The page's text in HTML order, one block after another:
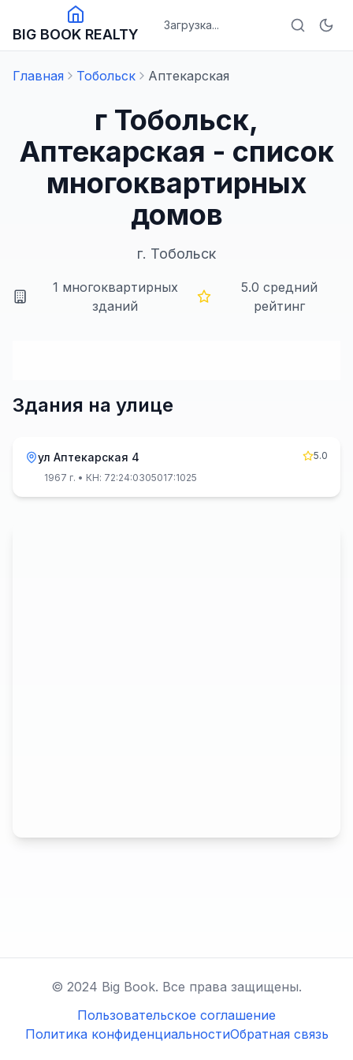
BIG BOOK REALTY
Загрузка...
Главная Тобольск Аптекарская
г Тобольск,
Аптекарская - список
многоквартирных
домов
г. Тобольск
1 многоквартирных
зданий
5.0 средний
рейтинг
Здания на улице
ул Аптекарская 4
5.0
1967 г. • КН: 72:24:0305017:1025
© 2024 Big Book. Все права защищены.
Пользовательское соглашение
Политика конфиденциальностиОбратная связь